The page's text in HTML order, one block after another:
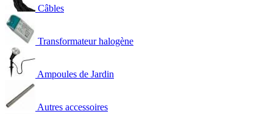
Câbles
Transformateur halogène
Ampoules de Jardin
Autres accessoires